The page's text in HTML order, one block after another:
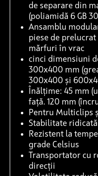
de separare din
(poliamidă 6 GB
Ansamblu
piese de
mărfuri în vrac
cinci dimensiuni
300x400 mm
300x400 și
Înălțime: 45 mm
față. 120 mm
Pentru Multiclips
Stabilitate ridicată
Rezistent la
grade Celsius
Transportator cu
direcții